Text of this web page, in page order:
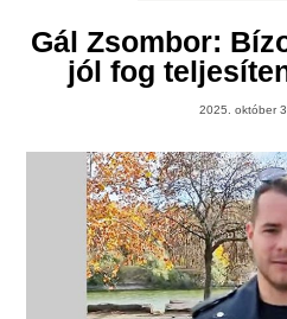
Gál Zsombor:
jól fog
2025. október